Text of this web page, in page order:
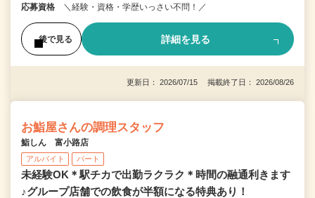
応募資格 ＼経験・資格・学歴いっさい不問！／
後で見る 詳細を見る
更新日： 2026/07/15 掲載終了日： 2026/08/26
お鮨屋さんの調理スタッフ
鮨しん 富小路店
アルバイト パート
未経験OK＊駅チカで出勤ラクラク＊時間の融通利きます
♪グループ店舗での飲食が半額になる特典あり！